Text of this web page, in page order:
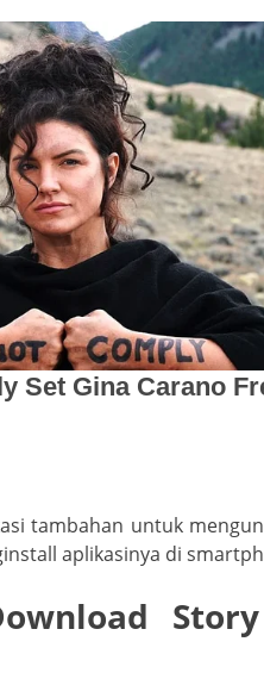
tambahan untuk
aplikasinya di